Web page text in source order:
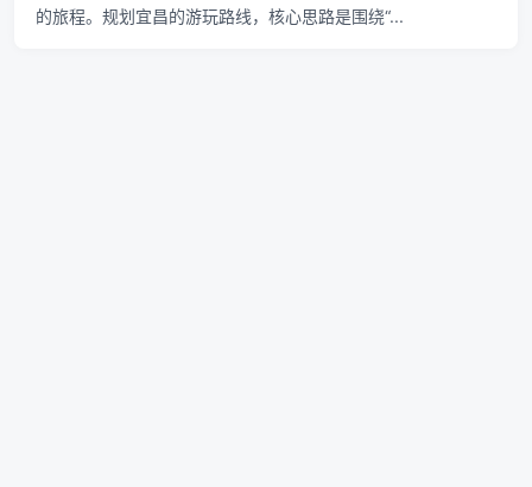
的旅程。规划宜昌的游玩路线，核心思路是围绕“...